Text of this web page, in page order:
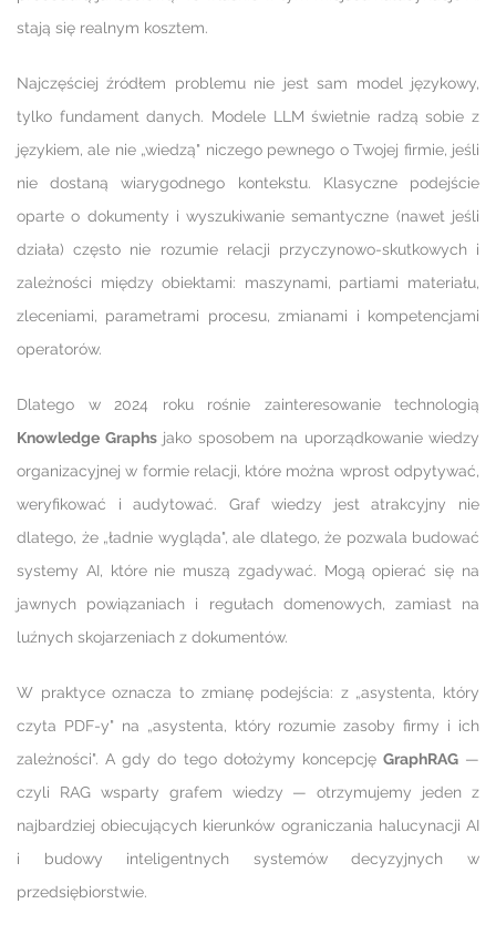
stają się realnym kosztem.
Najczęściej źródłem problemu nie jest sam model językowy,
tylko fundament danych. Modele LLM świetnie radzą sobie z
językiem, ale nie „wiedzą" niczego pewnego o Twojej firmie, jeśli
nie dostaną wiarygodnego kontekstu. Klasyczne podejście
oparte o dokumenty i wyszukiwanie semantyczne (nawet jeśli
działa) często nie rozumie relacji przyczynowo-skutkowych i
zależności między obiektami: maszynami, partiami materiału,
zleceniami, parametrami procesu, zmianami i kompetencjami
operatorów.
Dlatego w 2024 roku rośnie zainteresowanie technologią
Knowledge Graphsjako sposobem na uporządkowanie wiedzy
organizacyjnej w formie relacji, które można wprost odpytywać,
weryfikować i audytować. Graf wiedzy jest atrakcyjny nie
dlatego, że „ładnie wygląda", ale dlatego, że pozwala budować
systemy AI, które nie muszą zgadywać. Mogą opierać się na
jawnych powiązaniach i regułach domenowych, zamiast na
luźnych skojarzeniach z dokumentów.
W praktyce oznacza to zmianę podejścia: z „asystenta, który
czyta PDF-y" na „asystenta, który rozumie zasoby firmy i ich
zależności". A gdy do tego dołożymy koncepcję GraphRAG—
czyli RAG wsparty grafem wiedzy — otrzymujemy jeden z
najbardziej obiecujących kierunków ograniczania halucynacji AI
i budowy inteligentnych systemów decyzyjnych w
przedsiębiorstwie.